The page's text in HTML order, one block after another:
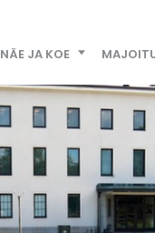
NÄE JA KOE